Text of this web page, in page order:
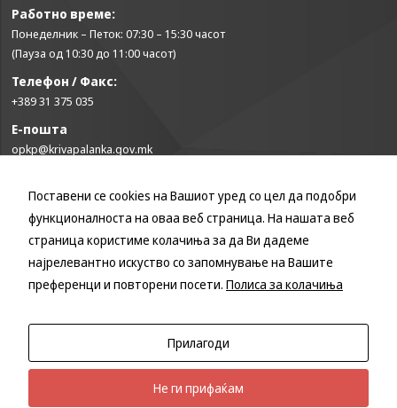
Работно време:
Понеделник – Петок: 07:30 – 15:30 часот
(Пауза од 10:30 до 11:00 часот)
Телефон / Факс:
+389 31 375 035
Е-пошта
opkp@krivapalanka.gov.mk
КОРИСНИ ЛИНКОВИ
Влада на Република Северна Македонија
Собрание на Република Северна Македонија
Министерство за финансии
Министерство за транспорт и врски
Министерство за локална самоуправа
Министерство за информатичко општество и администрација
Министерство за образование и наука
Поставени се cookies на Вашиот уред со цел да подобри
функционалноста на оваа веб страница. На нашата веб
страница користиме колачиња за да Ви дадеме
најрелевантно искуство со запомнување на Вашите
преференци и повторени посети. Полиса за колачиња
Прилагоди
Не ги прифаќам